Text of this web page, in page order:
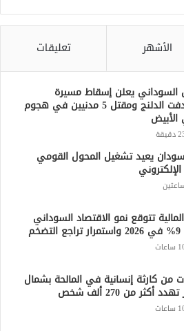
الأشهر تعليقات
السوداني يعلن إسقاط مسيرة
استهدفت الدلنج ومقتل 5 مدنيين في هجوم
يعيد تشغيل المحول القومي
تتوقع نمو الاقتصاد السوداني
من كارثة إنسانية في المالحة بشمال
أكثر من 270 ألف شخص